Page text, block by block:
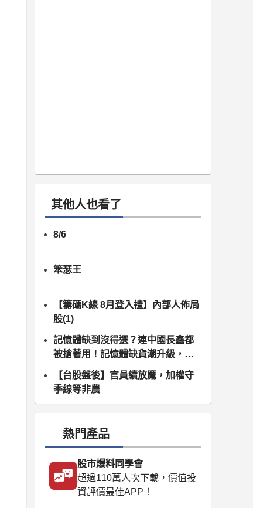
其他人也看了
8/6
笨瑟王
【籌碼K線 8月登入禮】內部人佈局
股(1)
記憶體缺到沒得選？連中國長鑫都
被搶著用！記憶體缺貨潮升級，南
亞科、群聯領軍噴發
【台股盤後】官員續放鷹，加權守
季線等非農
熱門產品
股市爆料同學會
超過110萬人次下載，價值投
資評價最佳APP！